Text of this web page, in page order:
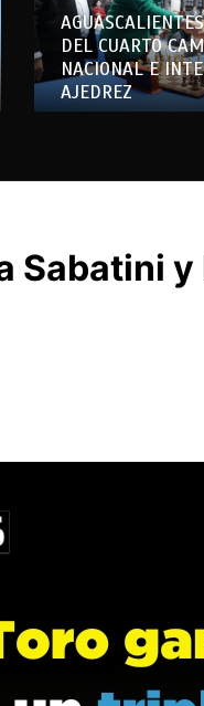
DEL CUARTO
NACIONAL E
AJEDREZ
Sabatini